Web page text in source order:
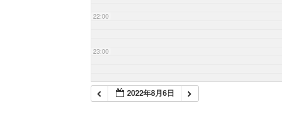
22:00
23:00
2022年8月6日